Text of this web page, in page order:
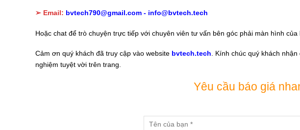
➢ Email: bvtech790@gmail.com - info@bvtech.tech
Hoặc chat để trò chuyện trực tiếp với chuyên viên tư vấn bên góc phải màn hình của
Cảm ơn quý khách đã truy cập vào website bvtech.tech. Kính chúc quý khách
nghiệm tuyệt vời trên trang.
Yêu cầu báo giá